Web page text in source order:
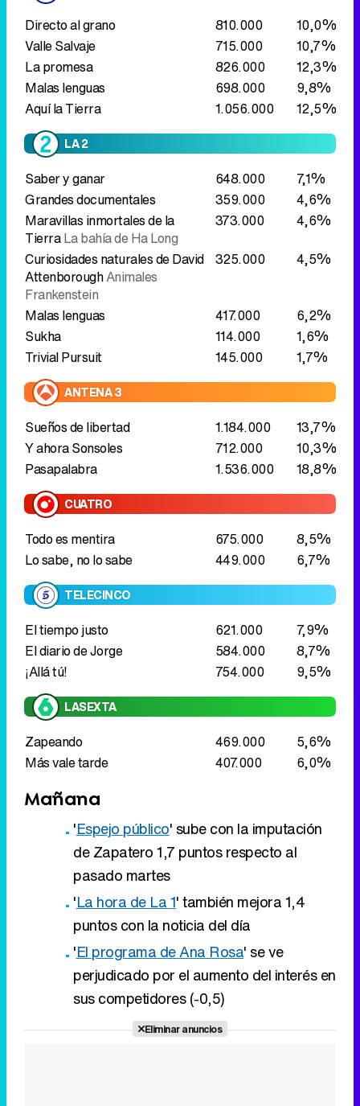
Directo al grano 810.000
10,0%
Valle Salvaje
715.000
10,7%
La promesa
826.000
12,3%
Malas lenguas
698.000
9,8%
Aquí la Tierra
1.056.000 12,5%
LA 2
Saber y ganar 648.000
7,1%
Grandes documentales
359.000
4,6%
Maravillas inmortales de la
TierraLa bahía de Ha Long
373.000
4,6%
Curiosidades naturales de David
AttenboroughAnimales
Frankenstein
325.000 4,5%
Malas lenguas 417.000
6,2%
Sukha
114.000
1,6%
Trivial Pursuit
145.000 1,7%
ANTENA 3
Sueños de libertad 1.184.000
13,7%
Y ahora Sonsoles
712.000
10,3%
Pasapalabra
1.536.000 18,8%
CUATRO
Todo es mentira 675.000
8,5%
Lo sabe, no lo sabe
449.000 6,7%
TELECINCO
El tiempo justo 621.000
7,9%
El diario de Jorge
584.000
8,7%
¡Allá tú!
754.000 9,5%
LASEXTA
Zapeando 469.000
5,6%
Más vale tarde
407.000 6,0%
Mañana
'Espejo público' sube con la imputación
de Zapatero 1,7 puntos respecto al
pasado martes
'La hora de La 1' también mejora 1,4
puntos con la noticia del día
'El programa de Ana Rosa' se ve
perjudicado por el aumento del interés en
sus competidores (-0,5)
Eliminar anuncios